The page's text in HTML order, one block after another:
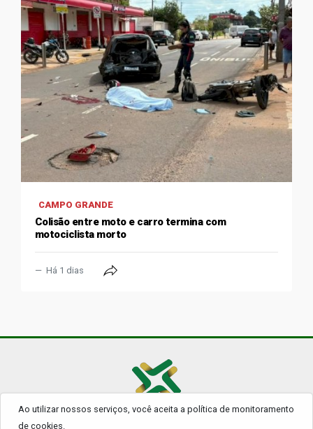
CAMPO GRANDE
Colisão entre moto e carro termina com
motociclista morto
Há 1 dias
Ao utilizar nossos serviços, você aceita a política de monitoramento
de cookies.
© 2026 - Todos os Direitos Reservados.